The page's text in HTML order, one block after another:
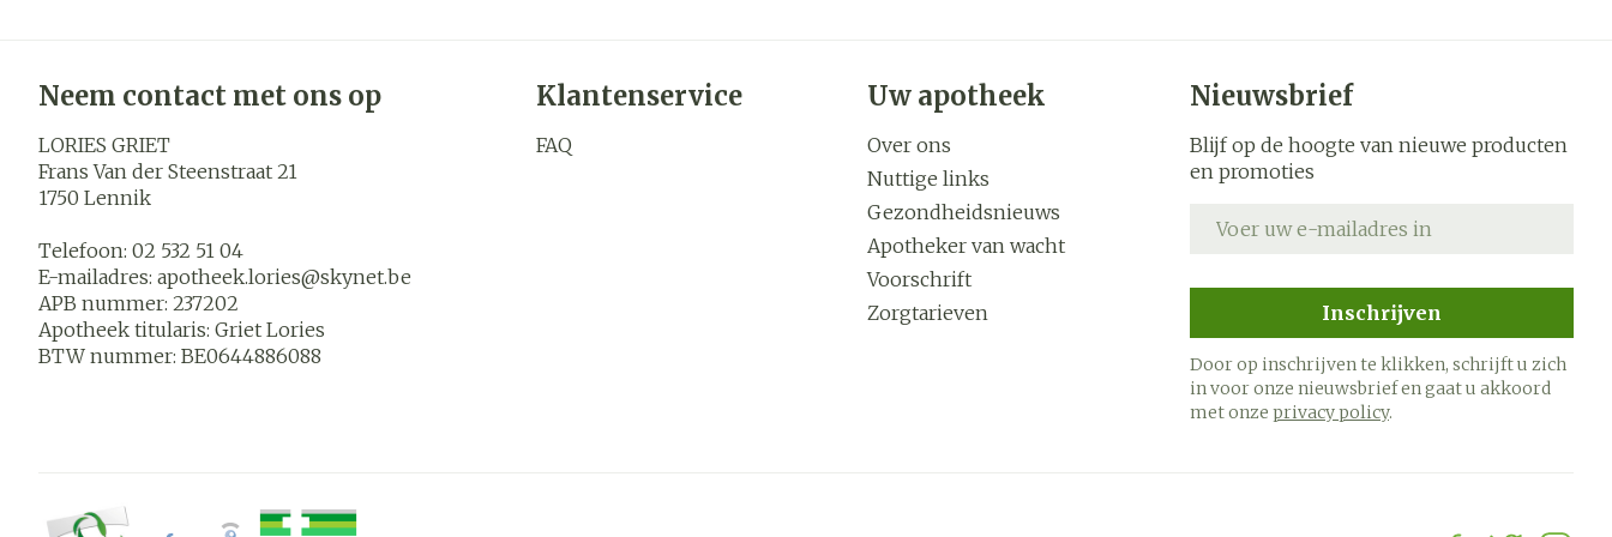
Neem contact met ons op
LORIES GRIET
Frans Van der Steenstraat 21
1750 Lennik
Telefoon: 02 532 51 04
E-mailadres: apotheek.lories@skynet.be
APB nummer: 237202
Apotheek titularis: Griet Lories
BTW nummer: BE0644886088
Klantenservice
FAQ
Uw apotheek
Over ons
Nuttige links
Gezondheidsnieuws
Apotheker van wacht
Voorschrift
Zorgtarieven
Nieuwsbrief
Blijf op de hoogte van nieuwe producten
en promoties
Inschrijven
Door op inschrijven te klikken, schrijft u zich
in voor onze nieuwsbrief en gaat u akkoord
met onze privacy policy.